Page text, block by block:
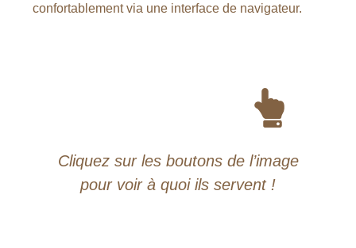
confortablement via une interface de navigateur.
Jouez la playlist violette, et à chaque pression son
Jouez la playlist rouge, et à chaque pression son
Jouez la playlist bleu foncé, et à chaque
Lancez la playlist bleu colombin, et à chaque
Jouez la playlist jaune et, à chaque pression,
Jouez la playlist vert clair, et à chaque appui, son
Lisez la playlist bleu clair et, à chaque pression, son
Jouez la playlist orange, et à chaque pression son
pour revenir au début de la chanson, 2 x appuyer
rapide - Maintenez enfoncé pour avancer rapidement
Microphone intégré
Cliquez sur les boutons de l’image
pour voir à quoi ils servent !